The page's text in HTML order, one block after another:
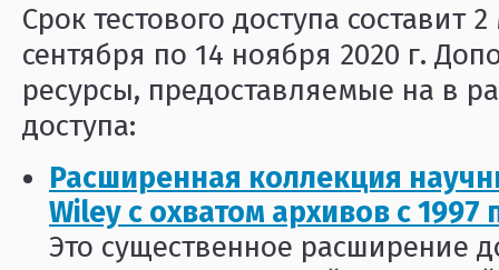
Срок тестового доступа составит
сентября по 14 ноября 2020 г.
ресурсы, предоставляемые на в
доступа:
Расширенная коллекция
Wiley с охватом архивов с 1997
Это существенное расширение